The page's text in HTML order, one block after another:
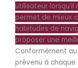
utilisateur
permet de mieux
habitudes de
proposer une
Conformément au
prévenu à chaque